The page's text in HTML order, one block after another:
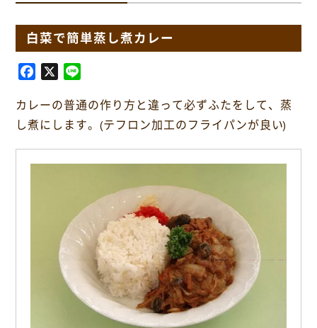
白菜で簡単蒸し煮カレー
c
e
X
n
e
カレーの普通の作り方と違って必ずふたをして、蒸
し煮にします。(テフロン加工のフライパンが良い)